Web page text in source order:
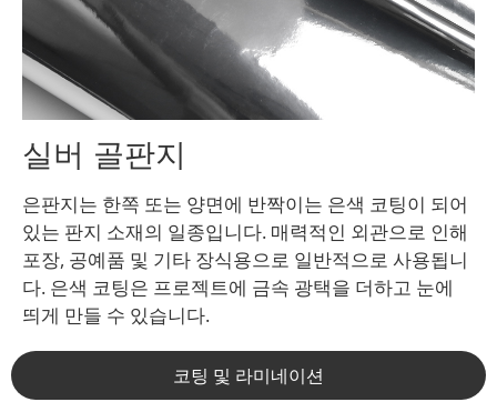
코팅 및 라미네이션
실버 골판지
은판지는 한쪽 또는 양면에 반짝이는 은색 코팅이 되어
있는 판지 소재의 일종입니다. 매력적인 외관으로 인해
포장, 공예품 및 기타 장식용으로 일반적으로 사용됩니
다. 은색 코팅은 프로젝트에 금속 광택을 더하고 눈에
띄게 만들 수 있습니다.